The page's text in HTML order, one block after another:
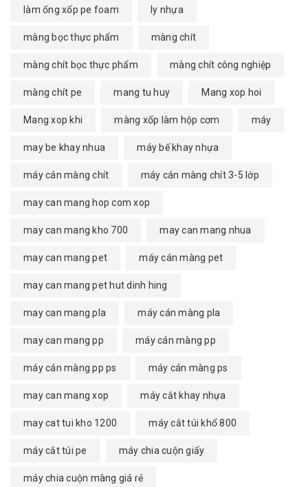
làm ống xốp pe foam ly nhựa
màng bọc thực phẩm màng chít
màng chít bọc thực phẩm màng chít công nghiệp
màng chít pe mang tu huy Mang xop hoi
Mang xop khi màng xốp làm hộp cơm máy
may be khay nhua máy bế khay nhựa
máy cán màng chít máy cán màng chít 3-5 lớp
may can mang hop com xop
may can mang kho 700 may can mang nhua
may can mang pet máy cán màng pet
may can mang pet hut dinh hing
may can mang pla máy cán màng pla
may can mang pp máy cán màng pp
máy cán màng pp ps máy cán màng ps
may can mang xop máy cắt khay nhựa
may cat tui kho 1200 máy cắt túi khổ 800
máy cắt túi pe máy chia cuộn giấy
máy chia cuộn màng giá rẻ